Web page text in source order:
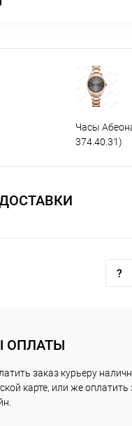
Часы
374.40.31)
ОПЛАТЫ
заказ курьеру
карте, или же оплатить